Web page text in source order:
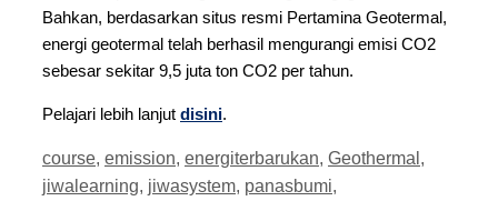
Bahkan, berdasarkan situs resmi Pertamina Geotermal,
energi geotermal telah berhasil mengurangi emisi CO2
sebesar sekitar 9,5 juta ton CO2 per tahun.
Pelajari lebih lanjut disini.
Tags
course, emission, energiterbarukan, Geothermal ,
jiwalearning, jiwasystem, panasbumi,